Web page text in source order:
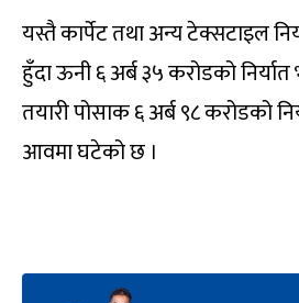
यस्तै कार्पेट तथा अन्य टेक्सटाइल
हुँदा ऊनी ६ अर्ब ३५ करोडको
तयारी पोसाक ६ अर्ब ९८ करोडको
आवमा घटेको छ ।